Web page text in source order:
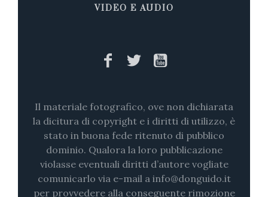
VIDEO E AUDIO
Il materiale fotografico, ove non dichiarata
la dicitura di copyright e i diritti di utilizzo, è
stato in buona fede ritenuto di pubblico
dominio. Qualora la loro pubblicazione
violasse eventuali diritti d’autore vogliate
comunicarlo via e-mail a info@donguido.it
per provvedere alla conseguente rimozione